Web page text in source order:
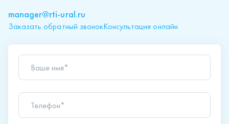
manager@rti-ural.ru
Заказать обратный звонокКонсультация онлайн
Ваше имя*
Телефон*
Ваш вопрос*
Отправляя форму вы подтверждаете согласие с
политикой обработки персональных данных